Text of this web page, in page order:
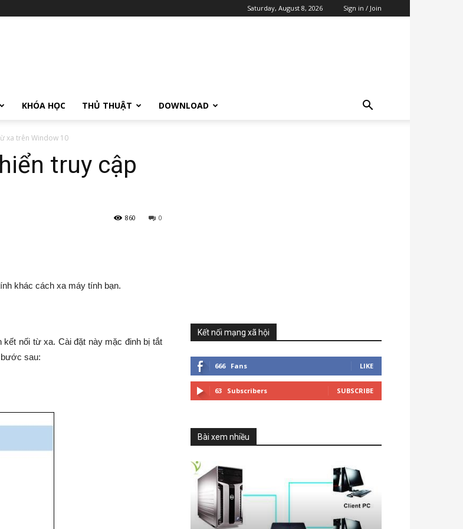
Saturday, August 8, 2026 Sign in / Join
KHÓA HỌC THỦ THUẬT DOWNLOAD
xa trên Window 10
truy cập
0
860
khác cách xa máy tính bạn.
nối từ xa. Cài đặt này mặc đinh bị tắt
sau:
Kết nối mạng xã hội
666 Fans LIKE
63 Subscribers SUBSCRIBE
Bài xem nhiều